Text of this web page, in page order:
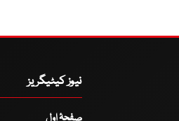
نیوز کیٹیگریز